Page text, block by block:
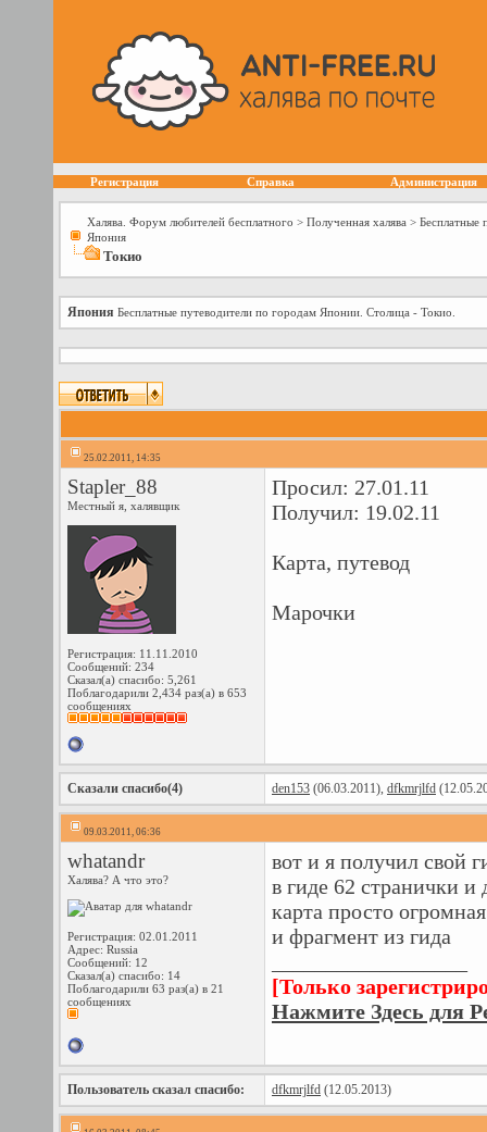
Регистрация Справка Администрация
Халява. Форум любителей бесплатного > Полученная халява > Бесплатные
Япония
Токио
Япония Бесплатные путеводители по городам Японии. Столица - Токио.
25.02.2011, 14:35
Stapler_88
Местный я, халявщик
Регистрация: 11.11.2010
Сообщений: 234
Сказал(а) спасибо: 5,261
Поблагодарили 2,434 раз(а) в 653
сообщениях
Просил: 27.01.11
Получил: 19.02.11
Карта, путевод
Марочки
Сказали спасибо(4) den153 (06.03.2011), dfkmrjlfd
09.03.2011, 06:36
whatandr
Халява? А что это?
Регистрация: 02.01.2011
Адрес: Russia
Сообщений: 12
Сказал(а) спасибо: 14
Поблагодарили 63 раз(а) в 21
сообщениях
вот и я получил свой
в гиде 62 странички и
карта просто
и фрагмент из гида
[Только
Нажмите Здесь для
Пользователь сказал cпасибо: dfkmrjlfd (12.05.2013)